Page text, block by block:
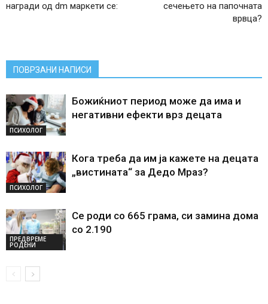
награди од dm маркети се:
сечењето на папочната
врвца?
ПОВРЗАНИ НАПИСИ
ПСИХОЛОГ
Божиќниот период може да има и
негативни ефекти врз децата
ПСИХОЛОГ
Кога треба да им ја кажете на децата
„вистината“ за Дедо Мраз?
ПРЕДВРЕМЕ
РОДЕНИ
Се роди со 665 грама, си замина дома
со 2.190